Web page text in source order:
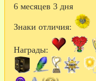
6 месяцев 3 дня
Знаки отличия:
Награды: